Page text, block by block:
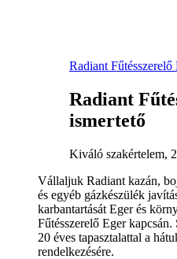
Radiant Fűtésszerelő
Radiant
ismertető
Kiváló szakértelem,
Vállaljuk Radiant kazán,
és egyéb gázkészülék
karbantartását Eger és
Fűtésszerelő Eger
20 éves tapasztalattal a
rendelkezésére.